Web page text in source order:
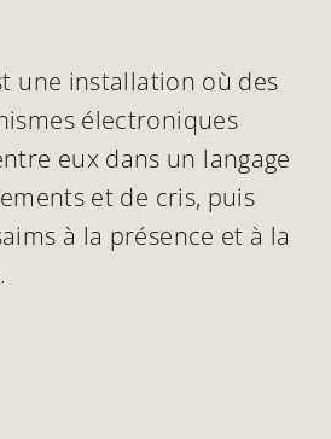
une installation où des
électroniques
eux dans un langage
et de cris, puis
à la présence et à la